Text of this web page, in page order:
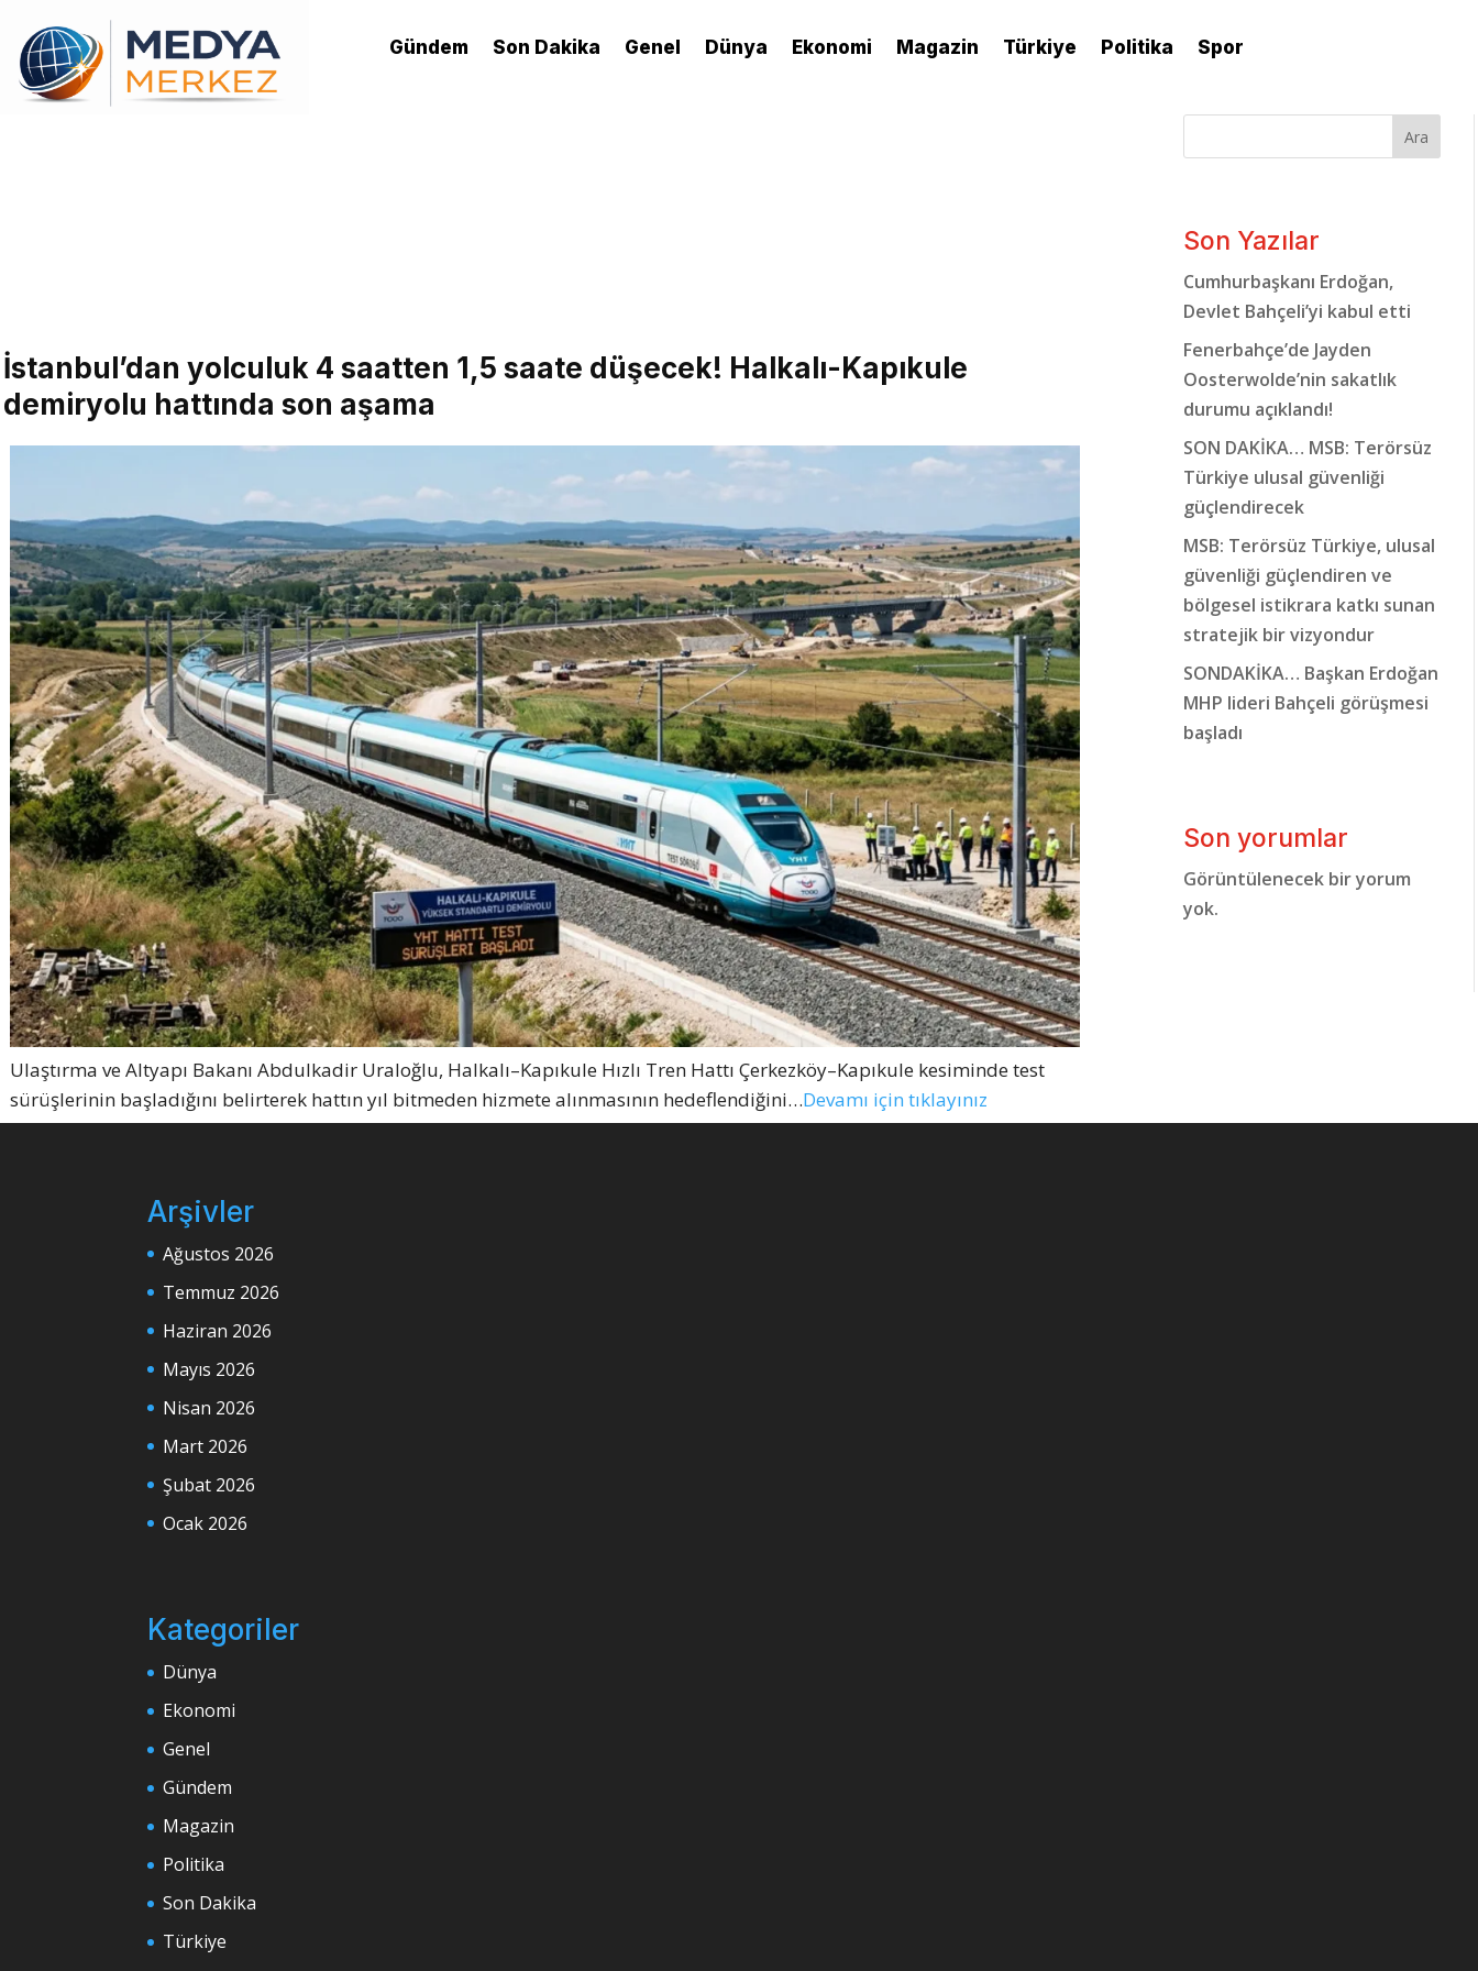
Gündem Son Dakika Genel Dünya Ekonomi Magazin Türkiye Politika Spor
İstanbul’dan yolculuk 4 saatten 1,5 saate düşecek! Halkalı-Kapıkule
demiryolu hattında son aşama
Ulaştırma ve Altyapı Bakanı Abdulkadir Uraloğlu, Halkalı–Kapıkule Hızlı Tren Hattı Çerkezköy–Kapıkule kesiminde test
sürüşlerinin başladığını belirterek hattın yıl bitmeden hizmete alınmasının hedeflendiğini…Devamı için tıklayınız
Ara
Son Yazılar
Cumhurbaşkanı Erdoğan,
Devlet Bahçeli’yi kabul etti
Fenerbahçe’de Jayden
Oosterwolde’nin sakatlık
durumu açıklandı!
SON DAKİKA… MSB: Terörsüz
Türkiye ulusal güvenliği
güçlendirecek
MSB: Terörsüz Türkiye, ulusal
güvenliği güçlendiren ve
bölgesel istikrara katkı sunan
stratejik bir vizyondur
SONDAKİKA… Başkan Erdoğan
MHP lideri Bahçeli görüşmesi
başladı
Son yorumlar
Görüntülenecek bir yorum
yok.
Arşivler
Ağustos 2026
Temmuz 2026
Haziran 2026
Mayıs 2026
Nisan 2026
Mart 2026
Şubat 2026
Ocak 2026
Kategoriler
Dünya
Ekonomi
Genel
Gündem
Magazin
Politika
Son Dakika
Türkiye